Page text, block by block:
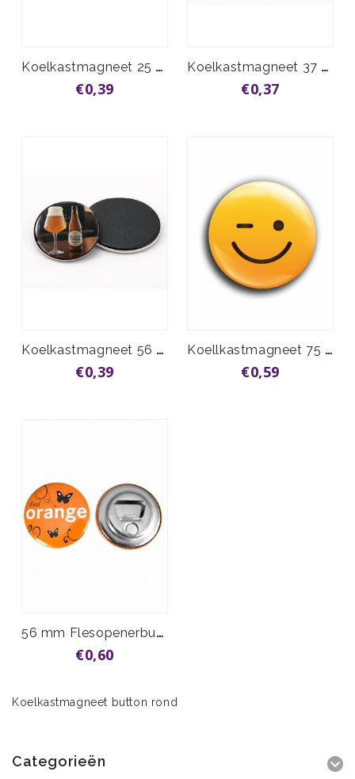
Koelkastmagneet 25 mm vanaf
€0,39
Koelkastmagneet 37 mm vanaf
€0,37
Koelkastmagneet 56 mm vanaf
€0,39
Koellkastmagneet 75 mm vanaf
€0,59
56 mm Flesopenerbutton vanaf
€0,60
Koelkastmagneet button rond
Categorieën